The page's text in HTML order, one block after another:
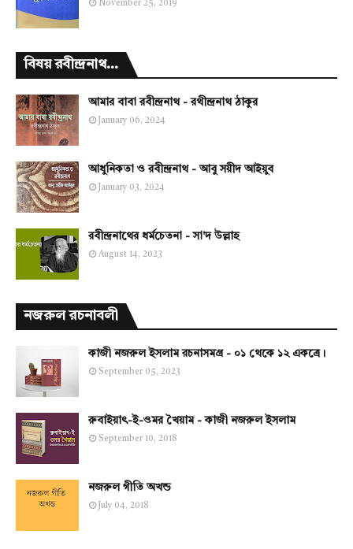
November 25, 2019
বিষয় রবীন্দ্রনাথ...
আমার বাবা রবীন্দ্রনাথ - রথীন্দ্রনাথ ঠাকুর
January 06, 2024
আধুনিকতা ও রবীন্দ্রনাথ - আবু সয়ীদ আইয়ুব
January 03, 2024
রবীন্দ্রনাথের ধর্মচেতনা - সা'দ উল্লাহ
August 14, 2023
নজরুল রচনাবলী
কাজী নজরুল ইসলাম রচনাসমগ্র - ০১ থেকে ১২ একত্রে।
September 05, 2023
রুবাইয়াৎ-ই-ওমর খৈয়াম - কাজী নজরুল ইসলাম
September 10, 2018
নজরুল গীতি অখন্ড
July 04, 2018